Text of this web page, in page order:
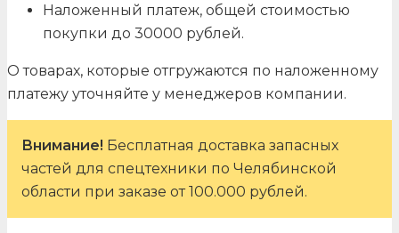
Наложенный платеж, общей стоимостью
покупки до 30000 рублей.
О товарах, которые отгружаются по наложенному
платежу уточняйте у менеджеров компании.
Внимание! Бесплатная доставка запасных
частей для спецтехники по Челябинской
области при заказе от 100.000 рублей.